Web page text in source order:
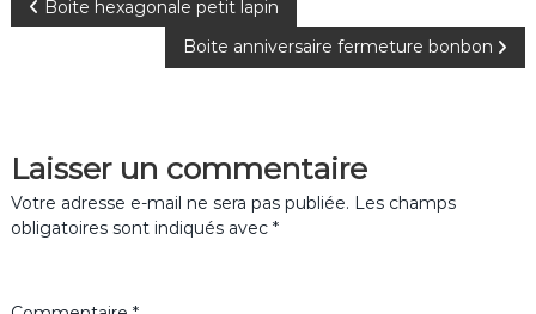
o
N
i
g
Boite hexagonale petit lapin
Boite anniversaire fermeture bonbon
Laisser un commentaire
Votre adresse e-mail ne sera pas publiée. Les champs
obligatoires sont indiqués avec *